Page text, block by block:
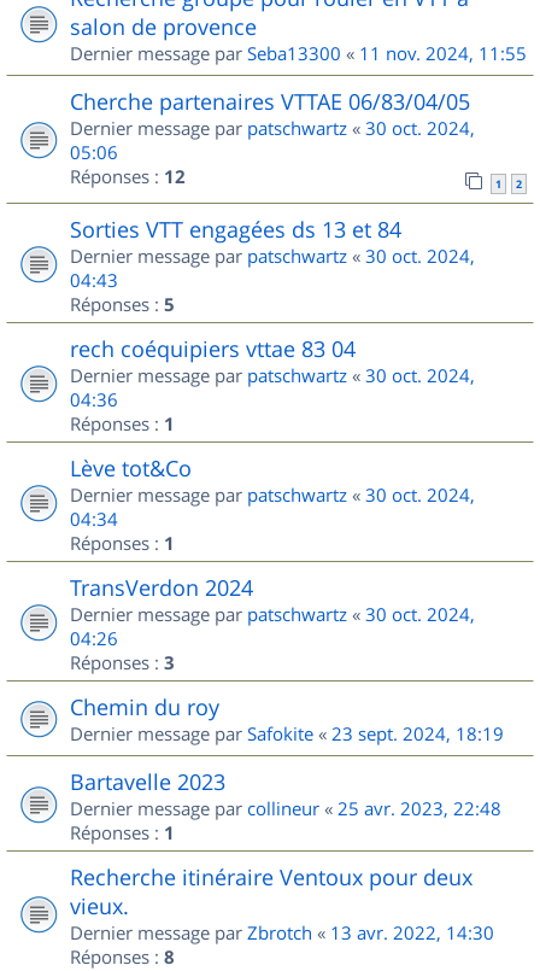
salon de provence
Dernier message par Seba13300 « 11 nov. 2024, 11:55
Cherche partenaires VTTAE 06/83/04/05
Dernier message par patschwartz « 30 oct. 2024,
05:06
Réponses : 12 1 2
Sorties VTT engagées ds 13 et 84
Dernier message par patschwartz « 30 oct. 2024,
04:43
Réponses : 5
rech coéquipiers vttae 83 04
Dernier message par patschwartz « 30 oct. 2024,
04:36
Réponses : 1
Lève tot&Co
Dernier message par patschwartz « 30 oct. 2024,
04:34
Réponses : 1
TransVerdon 2024
Dernier message par patschwartz « 30 oct. 2024,
04:26
Réponses : 3
Chemin du roy
Dernier message par Safokite « 23 sept. 2024, 18:19
Bartavelle 2023
Dernier message par collineur « 25 avr. 2023, 22:48
Réponses : 1
Recherche itinéraire Ventoux pour deux
vieux.
Dernier message par Zbrotch « 13 avr. 2022, 14:30
Réponses : 8